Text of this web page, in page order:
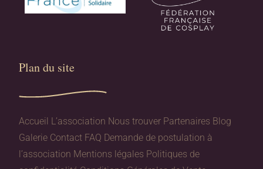
Plan du site​
Accueil L’association Nous trouver Partenaires Blog
Galerie Contact FAQ Demande de postulation à
l’association Mentions légales Politiques de